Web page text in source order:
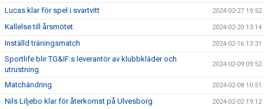
Lucas klar för spel i svartvitt 2024-02-27 19:52
Kallelse till årsmötet 2024-02-20 13:14
Inställd träningsmatch 2024-02-16 13:31
Sportlife blir TG&IF:s leverantör av klubbkläder och
utrustning
2024-02-09 09:52
Matchändring 2024-02-08 10:51
Nils Liljebo klar för återkomst på Ulvesborg 2024-02-02 19:12